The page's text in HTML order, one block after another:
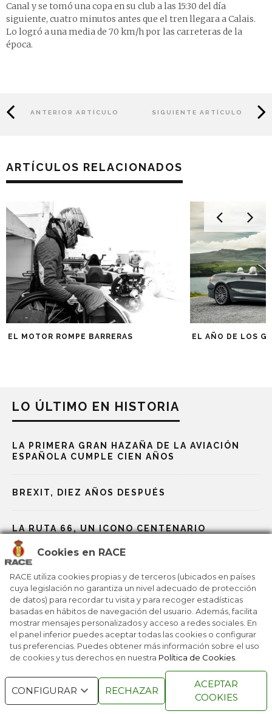
Cookies en RACE
RACE utiliza cookies propias y de terceros (ubicados en países
cuya legislación no garantiza un nivel adecuado de protección
de datos) para recordar tu visita y para recoger estadísticas
basadas en hábitos de navegación del usuario. Además, facilita
mostrar mensajes personalizados y acceso a redes sociales. En
el panel inferior puedes aceptar todas las cookies o configurar
tus preferencias. Puedes obtener más información sobre el uso
de cookies y tus derechos en nuestra Política de Cookies
CONFIGURAR RECHAZAR
ACEPTAR
COOKIES
Canal y se tomó una copa en su club a las 15:30 del día
siguiente, cuatro minutos antes que el tren llegara a Calais.
Lo logró a una media de 70 km/h por las carreteras de la
época.
ANTERIOR ARTÍCULO SIGUIENTE ARTÍCULO
ARTÍCULOS RELACIONADOS
EL MOTOR ROMPE BARRERAS EL AÑO DE LOS
LO ÚLTIMO EN HISTORIA
LA PRIMERA GRAN HAZAÑA DE LA AVIACIÓN
ESPAÑOLA CUMPLE CIEN AÑOS
BREXIT, DIEZ AÑOS DESPUÉS
LA RUTA 66, UN ICONO CENTENARIO
NOBEL, LOS PREMIOS MÁS PRESTIGIOSOS
LA ONU CUMPLE 80 AÑOS EN UNA ÉPOCA
PLAGADA DE DESAFÍOS
TODOS LOS DERECHOS
RESERVADOS